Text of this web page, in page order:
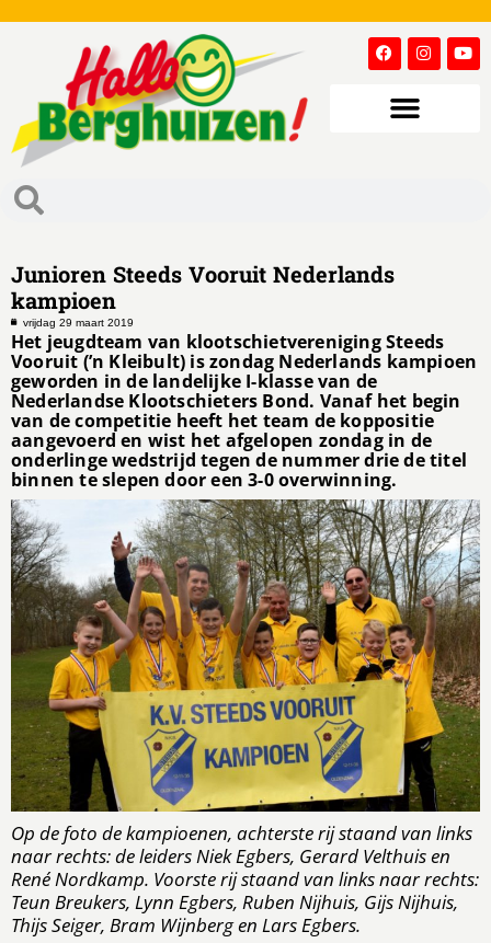
Junioren Steeds Vooruit Nederlands
kampioen
vrijdag 29 maart 2019
Het jeugdteam van klootschietvereniging Steeds
Vooruit (’n Kleibult) is zondag Nederlands kampioen
geworden in de landelijke I-klasse van de
Nederlandse Klootschieters Bond. Vanaf het begin
van de competitie heeft het team de koppositie
aangevoerd en wist het afgelopen zondag in de
onderlinge wedstrijd tegen de nummer drie de titel
binnen te slepen door een 3-0 overwinning.
Op de foto de kampioenen, achterste rij staand van links
naar rechts: de leiders Niek Egbers, Gerard Velthuis en
René Nordkamp. Voorste rij staand van links naar rechts:
Teun Breukers, Lynn Egbers, Ruben Nijhuis, Gijs Nijhuis,
Thijs Seiger, Bram Wijnberg en Lars Egbers.